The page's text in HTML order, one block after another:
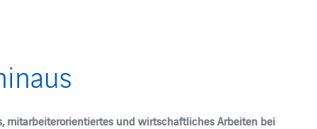
mitarbeiterorientiertes und wirtschaftliches Arbeiten bei